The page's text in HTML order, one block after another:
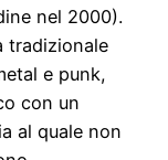
nel 2000).
tradizionale
e punk,
con un
al quale non